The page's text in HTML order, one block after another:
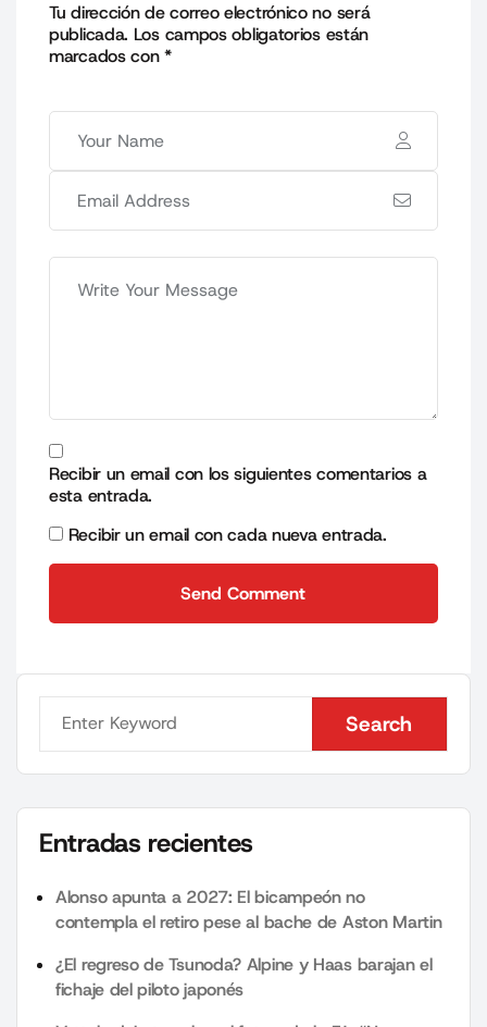
Tu dirección de correo electrónico no será
publicada. Los campos obligatorios están
marcados con*
Recibir un email con los siguientes comentarios a
esta entrada.
Recibir un email con cada nueva entrada.
Send Comment
Search
Search
Entradas recientes
Alonso apunta a 2027: El bicampeón no
contempla el retiro pese al bache de Aston Martin
¿El regreso de Tsunoda? Alpine y Haas barajan el
fichaje del piloto japonés